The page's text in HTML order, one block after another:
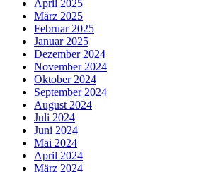
April 2025
März 2025
Februar 2025
Januar 2025
Dezember 2024
November 2024
Oktober 2024
September 2024
August 2024
Juli 2024
Juni 2024
Mai 2024
April 2024
März 2024